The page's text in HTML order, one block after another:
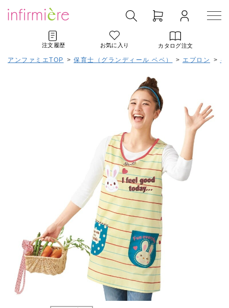
注文履歴 お気に入り カタログ注文
アンファミエTOP > 保育士（グランディール ベベ） > エプロン > キ